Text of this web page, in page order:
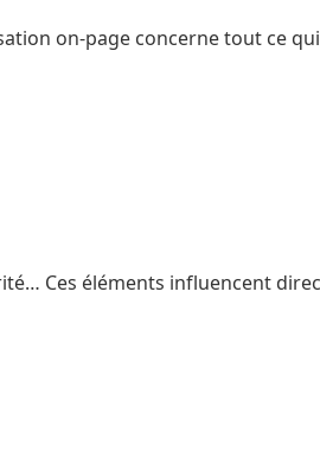
on-page concerne tout ce
Ces éléments influencent